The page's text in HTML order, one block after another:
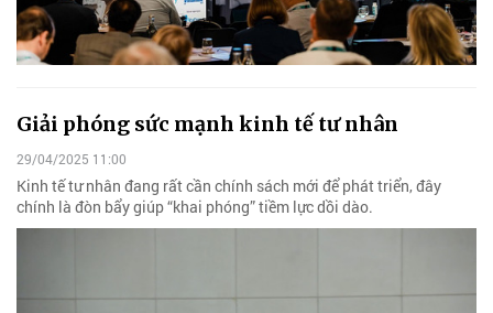
Giải phóng sức mạnh kinh tế tư nhân
29/04/2025 11:00
Kinh tế tư nhân đang rất cần chính sách mới để phát triển, đây
chính là đòn bẩy giúp “khai phóng” tiềm lực dồi dào.